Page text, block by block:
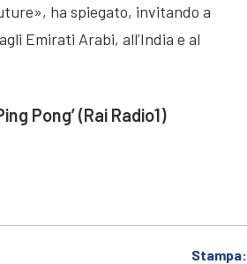
ha spiegato, invitando a
Emirati Arabi, all’India e al
Pong’ (Rai Radio1)
Stampa: